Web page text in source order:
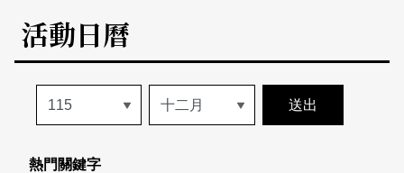
本期專題
歷史專題
活動特區
活動列表
關於我們
活動日曆
熱門關鍵字